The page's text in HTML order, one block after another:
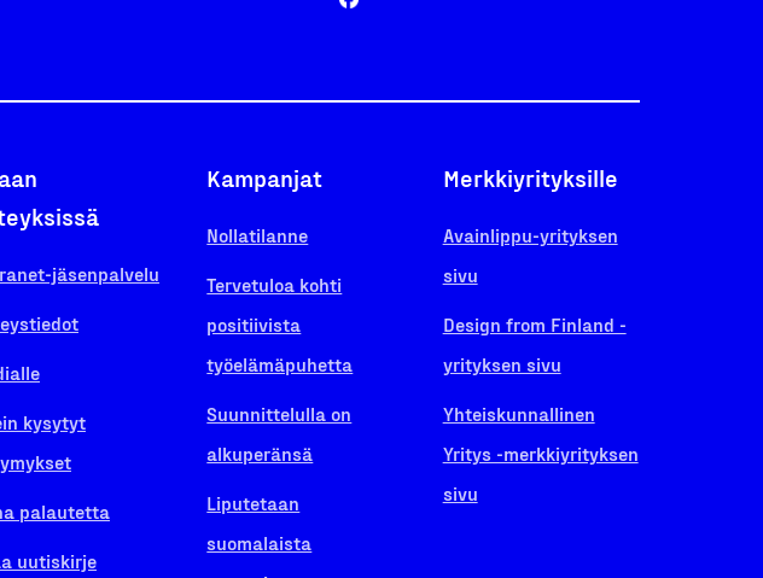
jäsenpalvelu
kysytyt
palautetta
uutiskirje
Kampanjat
Nollatilanne
Tervetuloa kohti
positiivista
työelämäpuhetta
Suunnittelulla on
alkuperänsä
Liputetaan
suomalaista
Merkkiyrityksille
Avainlippu-yrityksen
sivu
Design from Finland -
yrityksen sivu
Yhteiskunnallinen
Yritys -merkkiyrityksen
sivu